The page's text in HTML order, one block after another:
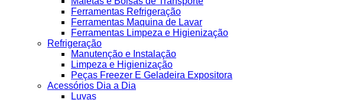
Ferramentas Refrigeração
Ferramentas Maquina de Lavar
Ferramentas Limpeza e Higienização
Refrigeração
Manutenção e Instalação
Limpeza e Higienização
Peças Freezer E Geladeira Expositora
Acessórios Dia a Dia
Luvas